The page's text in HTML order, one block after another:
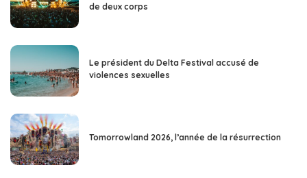
de deux corps
Le président du Delta Festival accusé de
violences sexuelles
Tomorrowland 2026, l’année de la résurrection